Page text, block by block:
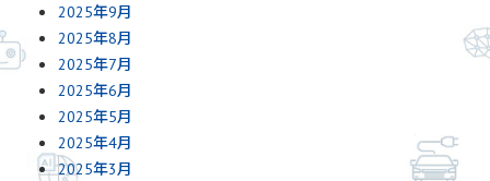
2025年9月
2025年8月
2025年7月
2025年6月
2025年5月
2025年4月
2025年3月